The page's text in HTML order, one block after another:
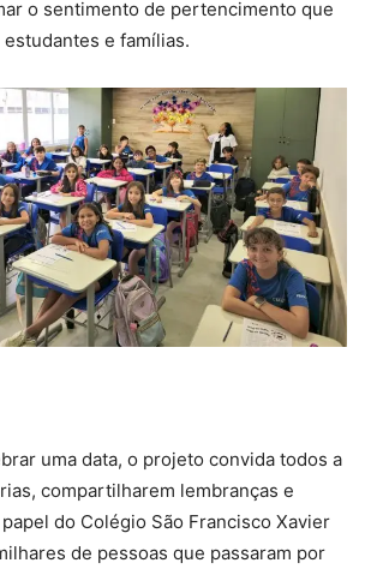
o sentimento de pertencimento que
e famílias.
uma data, o projeto convida todos a
compartilharem lembranças e
do Colégio São Francisco Xavier
de pessoas que passaram por